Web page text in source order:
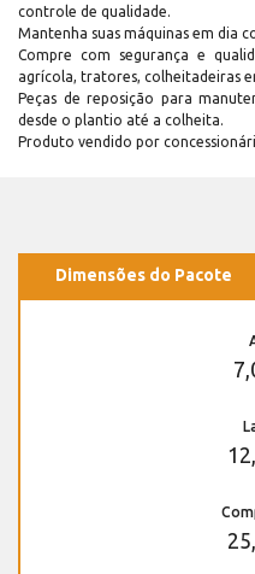
controle de qualidade.
Mantenha suas máquinas em dia
Compre com segurança e
agrícola, tratores, colheitadeiras
Peças de reposição para
desde o plantio até a colheita.
Produto vendido por
Dimensões do Pacote